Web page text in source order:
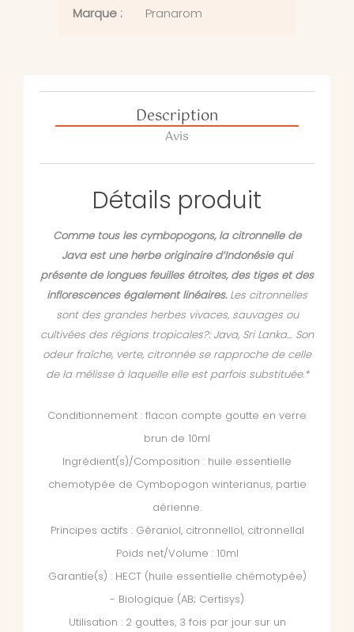
Marque :
Pranarom
Description
Avis
Détails produit
Comme tous les cymbopogons, la citronnelle de
Java est une herbe originaire d’Indonésie qui
présente de longues feuilles étroites, des tiges et des
inflorescences également linéaires.Les citronnelles
sont des grandes herbes vivaces, sauvages ou
cultivées des régions tropicales?: Java, Sri Lanka… Son
odeur fraîche, verte, citronnée se rapproche de celle
de la mélisse à laquelle elle est parfois substituée.*
Conditionnement : flacon compte goutte en verre
brun de 10ml
Ingrédient(s)/Composition : huile essentielle
chemotypée de Cymbopogon winterianus, partie
aérienne.
Principes actifs : Géraniol, citronnellol, citronnellal
Poids net/Volume : 10ml
Garantie(s) : HECT (huile essentielle chémotypée)
- Biologique (AB; Certisys)
Utilisation : 2 gouttes, 3 fois par jour sur un